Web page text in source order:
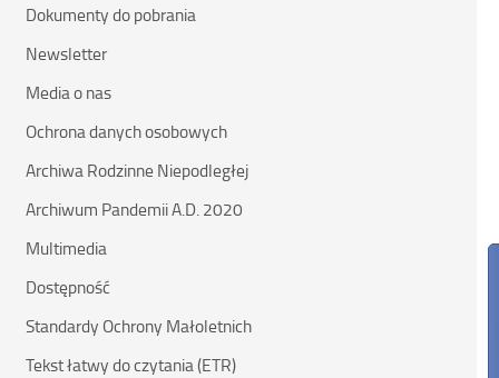
Dokumenty do pobrania
Newsletter
Media o nas
Ochrona danych osobowych
Archiwa Rodzinne Niepodległej
Archiwum Pandemii A.D. 2020
Multimedia
Dostępność
Standardy Ochrony Małoletnich
Tekst łatwy do czytania (ETR)